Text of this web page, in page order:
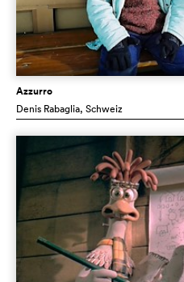
Azzurro
Denis Rabaglia, Schweiz